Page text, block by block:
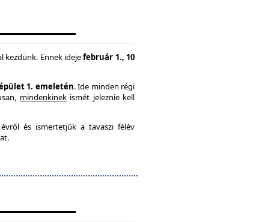
kezdünk. Ennek idejefebruár 1., 10
1. emeletén. Ide minden régi
mindenkinekismét jeleznie kell
és ismertetjük a tavaszi félév